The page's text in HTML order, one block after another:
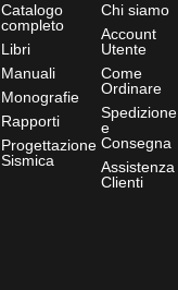
Catalogo
completo
Libri
Manuali
Monografie
Rapporti
Progettazione
Sismica
Chi siamo
Account
Utente
Come
Ordinare
Spedizione
e
Consegna
Assistenza
Clienti